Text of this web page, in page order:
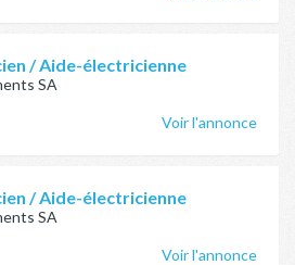
/ Aide-électricienne
SA
Voir l'annonce
/ Aide-électricienne
SA
Voir l'annonce